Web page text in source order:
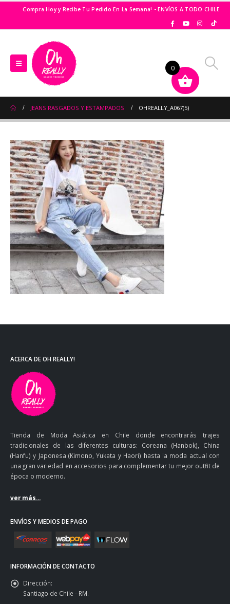
Compra Hoy y Recibe Tu Pedido En La Semana! - ENVÍOS A TODO CHILE
JEANS RASGADOS Y ESTAMPADOS OHREALLY_A067(5)
ACERCA DE OH REALLY!
Tienda de Moda Asiática en Chile donde encontrarás trajes
tradicionales de las diferentes culturas: Coreana (Hanbok), China
(Hanfu) y Japonesa (Kimono, Yukata y Haori) hasta la moda actual con
una gran variedad en accesorios para complementar tu mejor outfit de
época o moderno.
ver más...
ENVÍOS Y MEDIOS DE PAGO
INFORMACIÓN DE CONTACTO
Dirección:
Santiago de Chile - RM.
0